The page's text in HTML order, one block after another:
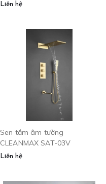
Liên hệ
Sen tắm âm tường
CLEANMAX SAT-03V
Liên hệ